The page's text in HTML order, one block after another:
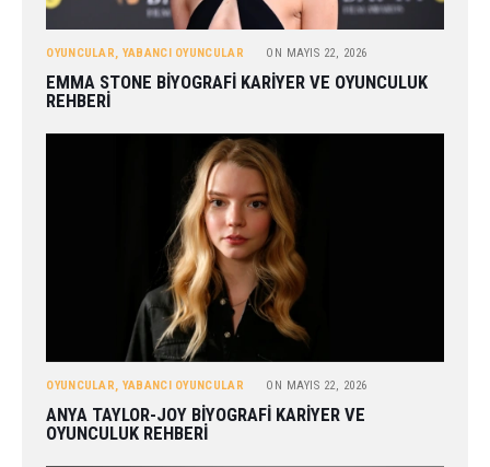
OYUNCULAR, YABANCI OYUNCULAR ON MAYIS 22, 2026
EMMA STONE BIYOGRAFI KARIYER VE OYUNCULUK
REHBERI
OYUNCULAR, YABANCI OYUNCULAR ON MAYIS 22, 2026
ANYA TAYLOR-JOY BIYOGRAFI KARIYER VE
OYUNCULUK REHBERI